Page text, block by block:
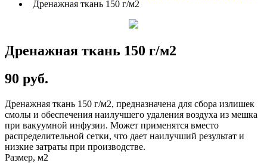
Дренажная ткань 150 г/м2
Дренажная ткань 150 г/м2
90 руб.
Дренажная ткань 150 г/м2, предназначена для сбора излишек
смолы и обеспечения наилучшего удаления воздуха из мешка
при вакуумной инфузии. Может применятся вместо
распределительной сетки, что дает наилучший результат и
низкие затраты при производстве.
Размер, м2